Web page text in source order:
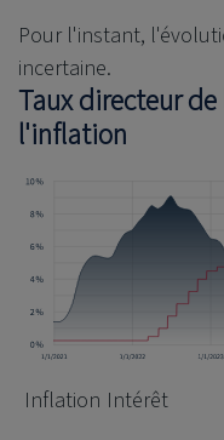
Pour l'instant,
incertaine.
Taux directeur
l'inflation
Inflation Intérêt